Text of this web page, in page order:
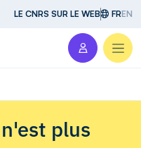
LE CNRS SUR LE WEB FREN
plus